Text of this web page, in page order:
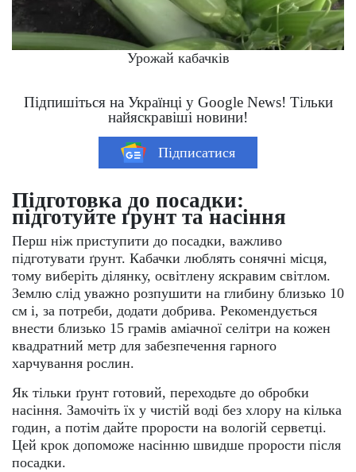
Урожай кабачків
Підпишіться на Українці у Google News! Тільки
найяскравіші новини!
Підписатися
Підготовка до посадки:
підготуйте ґрунт та насіння
Перш ніж приступити до посадки, важливо
підготувати ґрунт. Кабачки люблять сонячні місця,
тому виберіть ділянку, освітлену яскравим світлом.
Землю слід уважно розпушити на глибину близько 10
см і, за потреби, додати добрива. Рекомендується
внести близько 15 грамів аміачної селітри на кожен
квадратний метр для забезпечення гарного
харчування рослин.
Як тільки ґрунт готовий, переходьте до обробки
насіння. Замочіть їх у чистій воді без хлору на кілька
годин, а потім дайте прорости на вологій серветці.
Цей крок допоможе насінню швидше прорости після
посадки.